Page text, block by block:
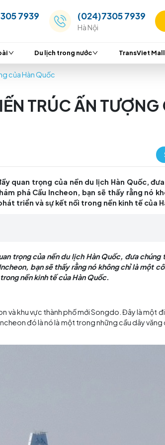
(028)7305 7939
Hà Nội
lịch nước ngoài Du lịch trong nước
KIẾN TRÚC
đáo và đầy quan trọng của nền du
này. Khám phá Cầu Incheon,
của sự phát triển và sự kết nối
và đầy quan trọng của nền du lịch
phá Cầu Incheon, bạn sẽ thấy rằng
sự kết nối trong nền kinh tế của Hàn
tạo
tế Incheon và khu vực thành phố mới
về Cầu Incheon đó là nó là một trong